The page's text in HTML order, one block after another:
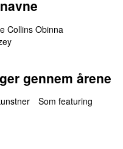
Collins Obinna
gennem årene
Som featuring